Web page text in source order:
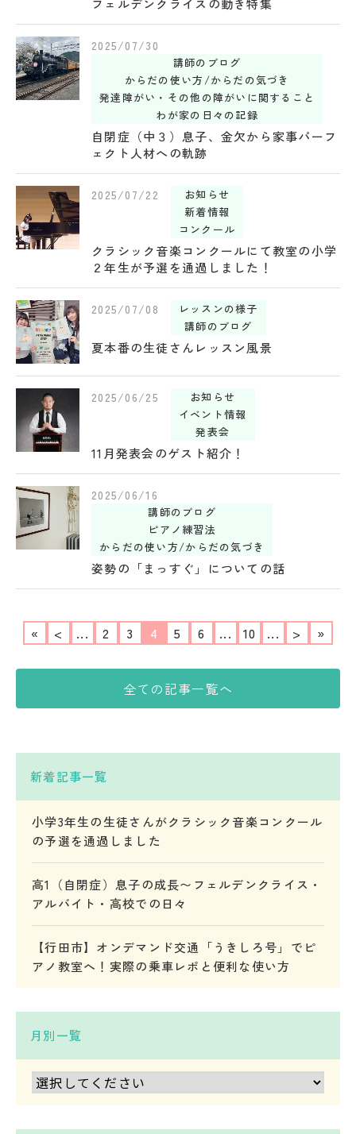
フェルデンクライスの動き特集
2025/07/30
講師のブログ
からだの使い方/からだの気づき
発達障がい・その他の障がいに関すること
わが家の日々の記録
自閉症（中３）息子、金欠から家事パーフ
ェクト人材への軌跡
2025/07/22
お知らせ
新着情報
コンクール
クラシック音楽コンクールにて教室の小学
２年生が予選を通過しました！
2025/07/08
レッスンの様子
講師のブログ
夏本番の生徒さんレッスン風景
2025/06/25
お知らせ
イベント情報
発表会
11月発表会のゲスト紹介！
2025/06/16
講師のブログ
ピアノ練習法
からだの使い方/からだの気づき
姿勢の「まっすぐ」についての話
« < ... 2 3 4 5 6 ... 10 ... > »
全ての記事一覧へ
新着記事一覧
小学3年生の生徒さんがクラシック音楽コンクール
の予選を通過しました
高1（自閉症）息子の成長〜フェルデンクライス・
アルバイト・高校での日々
【行田市】オンデマンド交通「うきしろ号」でピ
アノ教室へ！実際の乗車レポと便利な使い方
月別一覧